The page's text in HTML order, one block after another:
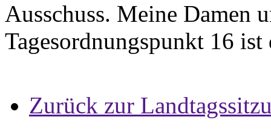
Ausschuss. Meine Damen
Tagesordnungspunkt 16
Zurück zur